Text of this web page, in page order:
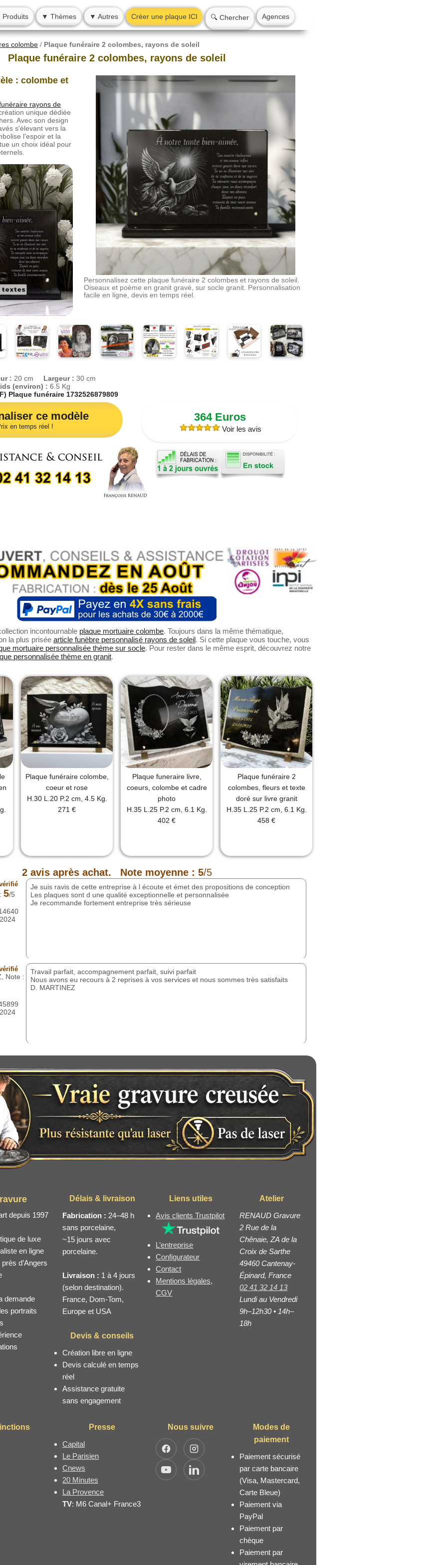
▼ Thèmes ▼ Autres Créer une plaque ICI 🔍 Chercher Agences
colombe / Plaque funéraire 2 colombes, rayons de soleil
Plaque funéraire 2 colombes, rayons de soleil
: colombe et
rayons de
création unique dédiée
Avec son design
s'élevant vers la
l'espoir et la
un choix idéal pour
est conçue en
un matériau noble
une technique
que le marquage au
et une tenue
même face aux
funéraire colombe,
en vol, elle
Chaque détail
une finition
rendu est plus belle
en valeur des
en une
mesure 20
et 10 cm
d’environ 6,5 kg. Elle
qualité, un
particulièrement
La gravure est
une technique
plus résistante
au laser. Le motif
valeur par une
supérieure à la
associé aux rayons de
sérénité et
lumière éternelle. Ce
pureté, offrant un
et de
rappel apaisant de la
permanence du
une fabrication
avec un délai
à 48 heures.
gratuite en
savoir-faire reconnu,
avis vérifiés de
Personnalisez cette plaque funéraire 2 colombes et rayons de soleil.
Oiseaux et poème en granit gravé, sur socle granit. Personnalisation
facile en ligne, devis en temps réel.
: 20 cm Largeur : 30 cm
(environ) : 6.5 Kg
Plaque funéraire 1732526879809
ce modèle
en temps réel !
364 Euros
Voir les avis
incontournable plaque mortuaire colombe. Toujours dans la même thématique,
la plus prisée article funèbre personnalisé rayons de soleil. Si cette plaque vous touche, vous
mortuaire personnalisée thème sur socle. Pour rester dans le même esprit, découvrez notre
personnalisée thème en granit.
Plaque funéraire colombe,
coeur et rose
H.30 L.20 P.2 cm, 4.5 Kg.
271 €
Plaque funeraire livre,
coeurs, colombe et cadre
photo
H.35 L.25 P.2 cm, 6.1 Kg.
402 €
Plaque funéraire 2
colombes, fleurs et texte
doré sur livre granit
H.35 L.25 P.2 cm, 6.1 Kg.
458 €
2 avis après achat. Note moyenne : 5/5
Je suis ravis de cette entreprise à l écoute et émet des propositions de conception
Les plaques sont d une qualité exceptionnelle et personnalisée
Je recommande fortement entreprise très sérieuse
5/5
Travail parfait, accompagnement parfait, suivi parfait
Nous avons eu recours à 2 reprises à vos services et nous sommes très satisfaits
D. MARTINEZ
Note :
depuis 1997
de luxe
en ligne
d’Angers
demande
portraits
Délais & livraison
Fabrication : 24–48 h
sans porcelaine,
~15 jours avec
porcelaine.
Livraison : 1 à 4 jours
(selon destination).
France, Dom-Tom,
Europe et USA
Devis & conseils
Création libre en ligne
Devis calculé en temps
réel
Assistance gratuite
sans engagement
Liens utiles
Avis clients Trustpilot
L’entreprise
Configurateur
Contact
Mentions légales,
CGV
Atelier
RENAUD Gravure
2 Rue de la
Chênaie, ZA de la
Croix de Sarthe
49460 Cantenay-
Épinard, France
02 41 32 14 13
Lundi au Vendredi
9h–12h30 • 14h–
18h
Presse
Capital
Le Parisien
Cnews
20 Minutes
La Provence
TV: M6 Canal+ France3
Nous suivre
FacebookInstagram
YouTubeLinkedIn
Modes de
paiement
Paiement sécurisé
par carte bancaire
(Visa, Mastercard,
Carte Bleue)
Paiement via
PayPal
Paiement par
chèque
Paiement par